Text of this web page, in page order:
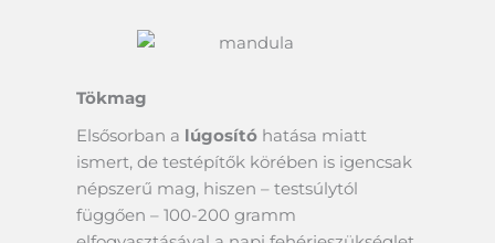
Tökmag
Elsősorban a lúgosítóhatása miatt
ismert, de testépítők körében is igencsak
népszerű mag, hiszen – testsúlytól
függően – 100-200 gramm